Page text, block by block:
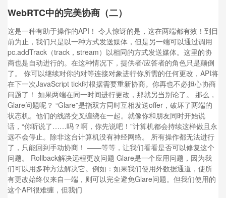
WebRTC中的完美协商（二）
这是一种有助于操作的API！ 令人惊讶的是，这在两端都有效！到目
前为止，我们只是以一种方式发送媒体，但是另一端可以通过调用
pc.addTrack（track，stream）以相同的方式发送媒体。这里的协
商也是自动进行的。在这种情况下，提供者/应答者的角色只是颠倒
了。 你可以继续对你的对等连接对象进行你所需的任何更改，API将
在下一次JavaScript tick时根据需要重新协商。你再也不必担心协商
问题了！ 如果两端在同一时间进行更改，那就另当别论了。 那么，
Glare问题呢？ “Glare”是指双方同时互相发送offer，破坏了两端的
状态机。他们的线路交叉缠绕在一起。就像你和朋友同时开始说
话，“你听说了……吗？啊，你先说吧！”计算机都会持续这样做且永
远不会停止。除非这台计算机没有神经网络。 所有操作都无法进行
了，只能回到手动协商！ ——等等，让我们看看是否可以修复这个
问题。 Rollback解决远程更改问题 Glare是一个应用问题，因为我
们可以用多种方法解决它。例如：如果我们使用外数据通道，使所
有更改始终仅来自一端，则可以完全避免Glare问题。但我们使用的
这个API很难缠，但我们